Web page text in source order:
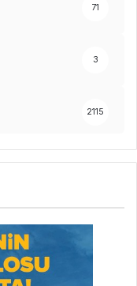
71
3
2115